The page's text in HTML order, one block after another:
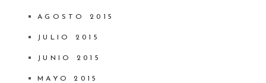
AGOSTO 2015
JULIO 2015
JUNIO 2015
MAYO 2015